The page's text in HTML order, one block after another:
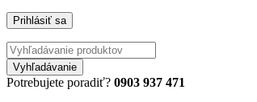
Potrebujete poradiť? 0903 937 471